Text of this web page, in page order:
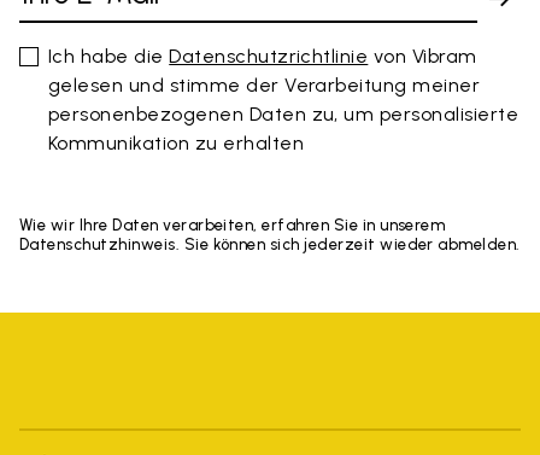
Ich habe dieDatenschutzrichtlinie von Vibram
gelesen und stimme der Verarbeitung meiner
personenbezogenen Daten zu, um personalisierte
Kommunikation zu erhalten
Wie wir Ihre Daten verarbeiten, erfahren Sie in unserem
Datenschutzhinweis. Sie können sich jederzeit wieder abmelden.